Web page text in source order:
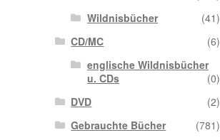
Wildnisbücher
(41)
CD/MC
(6)
englische Wildnisbücher
u. CDs
(0)
DVD
(2)
Gebrauchte Bücher
(781)